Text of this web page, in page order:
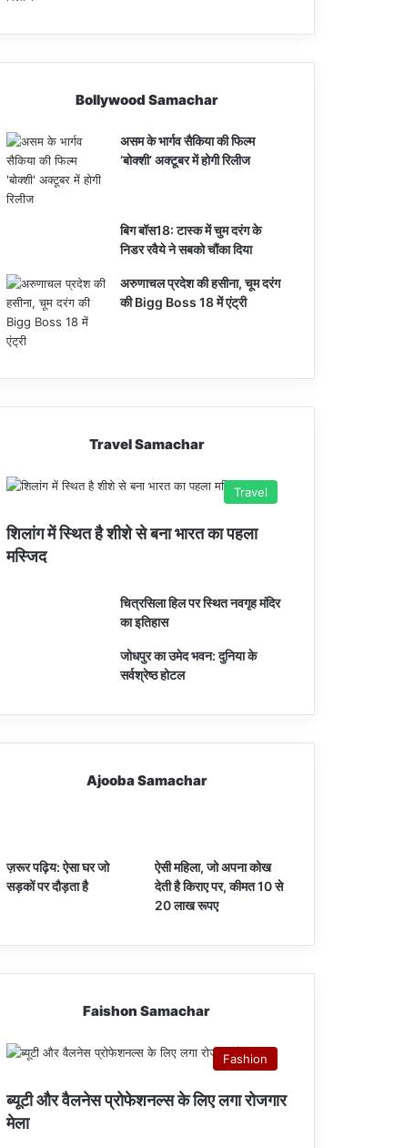
Bollywood Samachar
असम के भार्गव सैकिया की फिल्म
‘बोक्शी’ अक्टूबर में होगी रिलीज
बिग बॉस18: टास्क में चुम दरंग के
निडर रवैये ने सबको चौंका दिया
अरुणाचल प्रदेश की हसीना, चूम दरंग
की Bigg Boss 18 में एंट्री
Travel Samachar
Travel
शिलांग में स्थित है शीशे से बना भारत का पहला
मस्जिद
चित्रसिला हिल पर स्थित नवगृह मंदिर
का इतिहास
जोधपुर का उमेद भवन: दुनिया के
सर्वश्रेष्ठ होटल
Ajooba Samachar
ज़रूर पढ़िय: ऐसा घर जो
सड़कों पर दौड़ता है
ऐसी महिला, जो अपना कोख
देती है किराए पर, कीमत 10 से
20 लाख रूपए
Faishon Samachar
Fashion
ब्यूटी और वैलनेस प्रोफेशनल्स के लिए लगा रोजगार
मेला